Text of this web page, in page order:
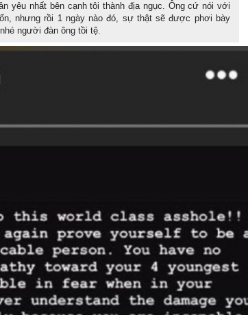
yêu nhất bên cạnh tôi thành địa ngục. Ông cứ nói với
nhưng rồi 1 ngày nào đó, sự thật sẽ được phơi bày
người đàn ông tồi tệ.